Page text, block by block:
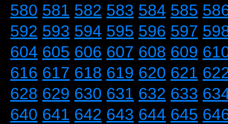
580 581 582 583 584 585
592 593 594 595 596 597
604 605 606 607 608 609
616 617 618 619 620 621
628 629 630 631 632 633
640 641 642 643 644 645